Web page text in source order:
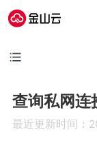
查询私网连
最近更新时间：